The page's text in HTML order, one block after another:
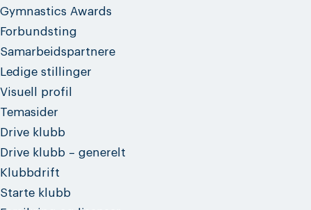
Gymnastics Awards
Forbundsting
Samarbeidspartnere
Ledige stillinger
Visuell profil
Temasider
Drive klubb
Drive klubb – generelt
Klubbdrift
Starte klubb